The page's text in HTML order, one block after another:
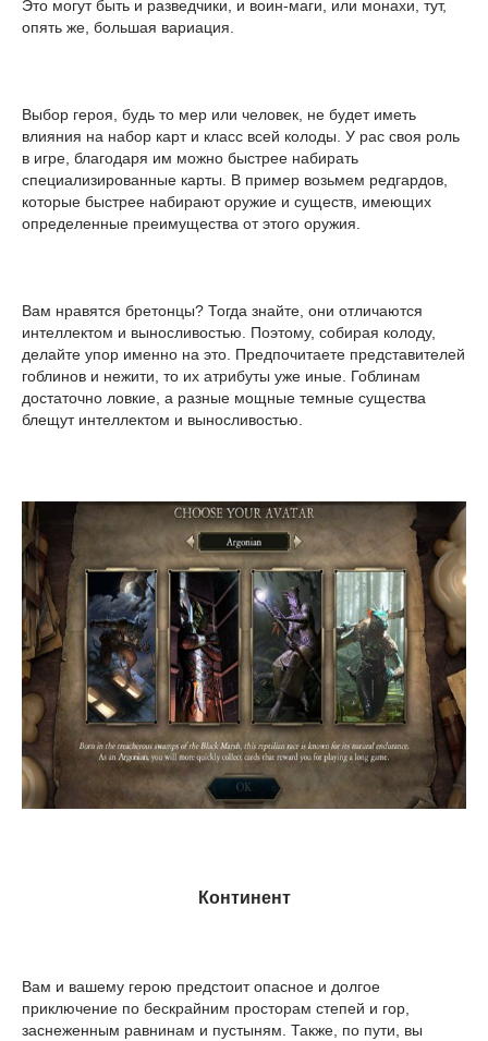
Это могут быть и разведчики, и воин-маги, или монахи, тут,
опять же, большая вариация.
Выбор героя, будь то мер или человек, не будет иметь
влияния на набор карт и класс всей колоды. У рас своя роль
в игре, благодаря им можно быстрее набирать
специализированные карты. В пример возьмем редгардов,
которые быстрее набирают оружие и существ, имеющих
определенные преимущества от этого оружия.
Вам нравятся бретонцы? Тогда знайте, они отличаются
интеллектом и выносливостью. Поэтому, собирая колоду,
делайте упор именно на это. Предпочитаете представителей
гоблинов и нежити, то их атрибуты уже иные. Гоблинам
достаточно ловкие, а разные мощные темные существа
блещут интеллектом и выносливостью.
Континент
Вам и вашему герою предстоит опасное и долгое
приключение по бескрайним просторам степей и гор,
заснеженным равнинам и пустыням. Также, по пути, вы